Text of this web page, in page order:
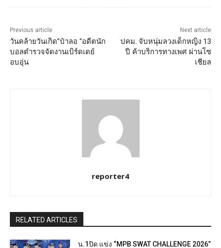
Previous article
วันคล้ายวันเกิด”ป๋าลอ “อดีตนัก
บอลตำรวจจัดงานเบิร์ดเดย์
อบอุ่น
Next article
ปคม. จับหนุ่มลวงเด็กหญิง 13
ปี ค้าบริการทางเพศ ผ่านโซ
เชียล
reporter4
RELATED ARTICLES
น.1ปิด แข่ง “MPB SWAT CHALLENGE 2026”